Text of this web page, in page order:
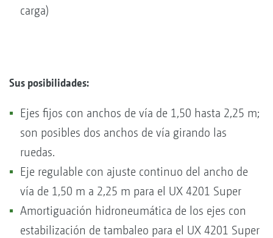
carga)
Sus posibilidades:
Ejes fijos con anchos de vía de 1,50 hasta 2,25 m;
son posibles dos anchos de vía girando las
ruedas.
Eje regulable con ajuste continuo del ancho de
vía de 1,50 m a 2,25 m para el UX 4201 Super
Amortiguación hidroneumática de los ejes con
estabilización de tambaleo para el UX 4201 Super